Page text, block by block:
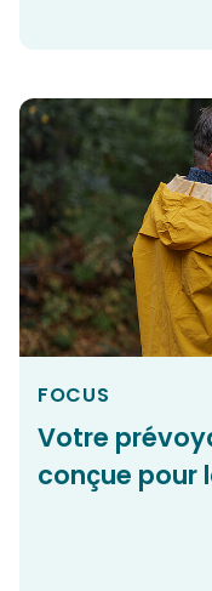
FOCUS
Votre
conçue pour